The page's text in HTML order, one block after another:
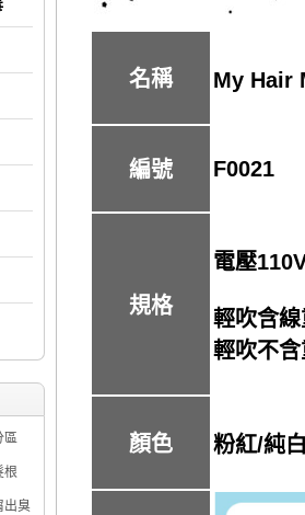
區
根
出臭
名稱 My Hair
編號 F0021
規格
電壓
輕吹含
輕吹不
顏色 粉紅/純